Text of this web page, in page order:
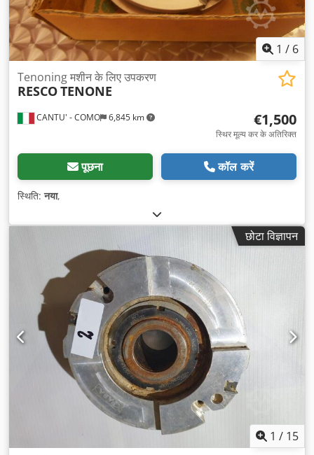
1 / 6
CANTU' - COMO 6,845 km
Tenoning मशीन के लिए उपकरण
RESCOTENONE
€1,500
स्थिर मूल्य कर के अतिरिक्त
पूछना कॉल करें
स्थिति:नया,
छोटा विज्ञापन
1 / 15